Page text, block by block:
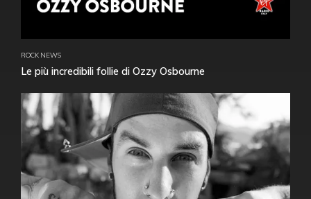
ROCK NEWS
Le più incredibili follie di Ozzy Osbourne